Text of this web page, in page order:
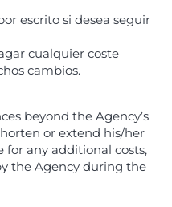
escrito si desea seguir
cualquier coste
cambios.
beyond the Agency’s
or extend his/her
for any additional costs,
the Agency during the